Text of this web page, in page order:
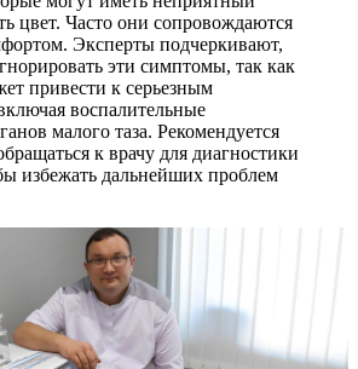
цвет. Часто они сопровождаются
Эксперты подчеркивают,
эти симптомы, так как
привести к серьезным
воспалительные
малого таза. Рекомендуется
к врачу для диагностики
избежать дальнейших проблем